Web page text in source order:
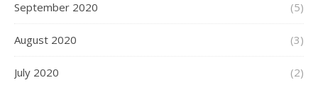
September 2020 (5)
August 2020 (3)
July 2020 (2)